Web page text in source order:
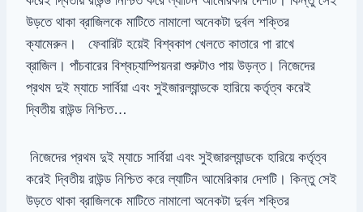
উড়তে থাকা ব্রাজিলকে মাটিতে নামালো অনেকটা দুর্বল শক্তির
ক্যামেরুন। ফেবারিট হয়েই বিশ্বকাপ খেলতে কাতারে পা রাখে
ব্রাজিল। পাঁচবারের বিশ্বচ্যাম্পিয়নরা শুরুটাও পায় উড়ন্ত। নিজেদের
প্রথম দুই ম্যাচে সার্বিয়া এবং সুইজারল্যান্ডকে হারিয়ে কর্তৃত্ব করেই
দ্বিতীয় রাউন্ড নিশ্চিত…
নিজেদের প্রথম দুই ম্যাচে সার্বিয়া এবং সুইজারল্যান্ডকে হারিয়ে কর্তৃত্ব
করেই দ্বিতীয় রাউন্ড নিশ্চিত করে ল্যাটিন আমেরিকার দেশটি। কিন্তু সেই
উড়তে থাকা ব্রাজিলকে মাটিতে নামালো অনেকটা দুর্বল শক্তির